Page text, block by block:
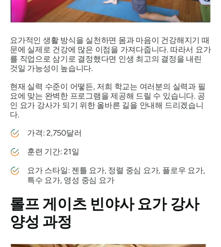
요가적인 생활 방식을 실천하면 몸과 마음이 건강해지기 때
문에 실제로 건강에 많은 이점을 가져다줍니다. 따라서 요가
를 직업으로 삼기로 결정했다면 인생 최고의 결정을 내린
것일 가능성이 높습니다.
현재 실력 수준이 어떻든, 저희 학교는 여러분의 실력과 필
요에 맞는 완벽한 프로그램을 제공해 드릴 수 있습니다. 공
인 요가 강사가 되기 위한 올바른 길을 안내해 드리겠습니
다.
가격: 2,750달러
훈련 기간: 21일
요가 스타일: 젠틀 요가, 정렬 중심 요가, 플로우 요가,
특수 요가, 영성 중심 요가
롤프 게이츠 빈야사 요가 강사
양성 과정